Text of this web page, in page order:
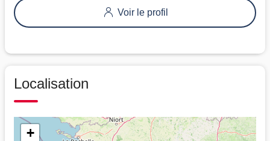
Voir le profil
Localisation
+